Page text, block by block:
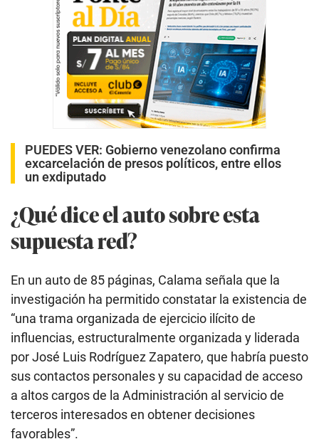
PUEDES VER: Gobierno venezolano confirma
excarcelación de presos políticos, entre ellos
un exdiputado
¿Qué dice el auto sobre esta
supuesta red?
En un auto de 85 páginas, Calama señala que la
investigación ha permitido constatar la existencia de
“una trama organizada de ejercicio ilícito de
influencias, estructuralmente organizada y liderada
por José Luis Rodríguez Zapatero, que habría puesto
sus contactos personales y su capacidad de acceso
a altos cargos de la Administración al servicio de
terceros interesados en obtener decisiones
favorables”.